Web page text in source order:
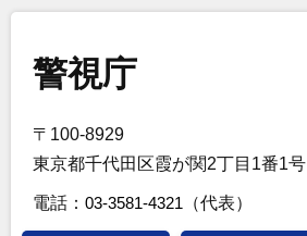
警視庁
〒100-8929
東京都千代田区霞が関2丁目1番1号
電話： 03-3581-4321 （代表）